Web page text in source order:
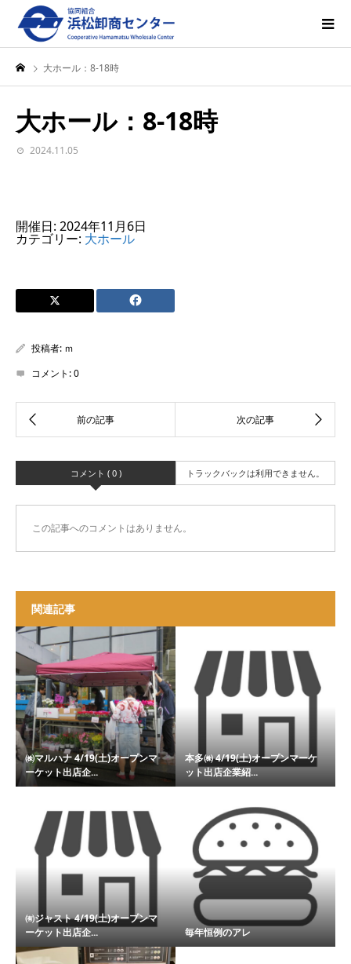
大ホール：8-18時
大ホール：8-18時
2024.11.05
開催日: 2024年11月6日
カテゴリー: 大ホール
投稿者: ｍ
コメント:0
コメント ( 0 ) トラックバックは利用できません。
この記事へのコメントはありません。
関連記事
㈱マルハナ 4/19(土)オープンマ
ーケット出店企...
本多㈱ 4/19(土)オープンマーケ
ット出店企業紹...
㈲ジャスト 4/19(土)オープンマ
ーケット出店企...
毎年恒例のアレ